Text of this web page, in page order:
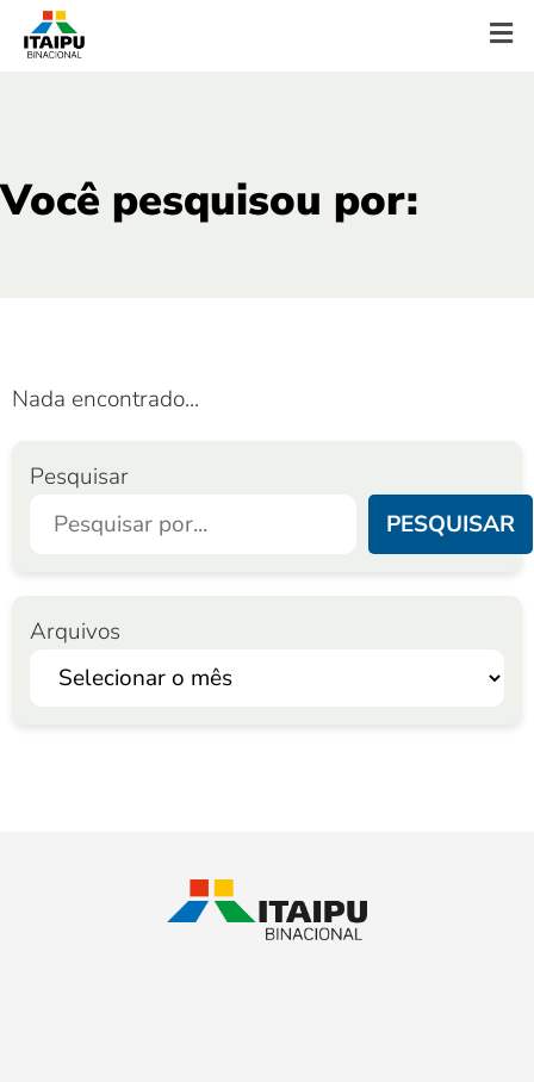
Você pesquisou por:
Nada encontrado...
Pesquisar
PESQUISAR
Arquivos